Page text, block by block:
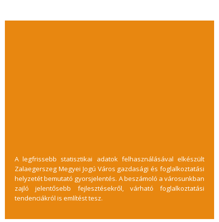
A legfrissebb statisztikai adatok felhasználásával elkészült
Zalaegerszeg Megyei Jogú Város gazdasági és foglalkoztatási
helyzetét bemutató gyorsjelentés. A beszámoló a városunkban
zajló jelentősebb fejlesztésekről, várható foglalkoztatási
tendenciákról is említést tesz.